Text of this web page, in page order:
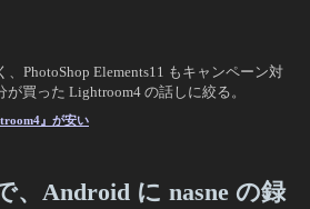
PhotoShop Elements11 もキャンペーン対
買った Lightroom4 の話しに絞る。
』が安い
、Android に nasne の録